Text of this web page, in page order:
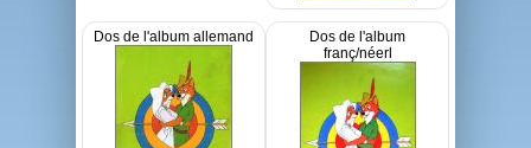
Dos de l'album allemand
Dos de l'album
franç/néerl